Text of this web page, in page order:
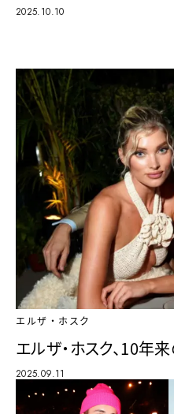
2025.10.10
エルザ・ホスク
エルザ・ホスク、10年
2025.09.11